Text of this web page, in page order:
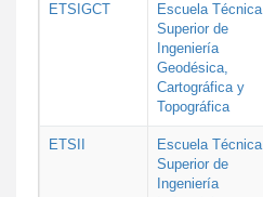
ETSIGCT
Escuela Técnica
Superior de
Ingeniería
Geodésica,
Cartográfica y
Topográfica
ETSII
Escuela Técnica
Superior de
Ingeniería